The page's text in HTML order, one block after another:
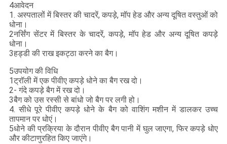
4आवेदन
1. अस्पतालों में बिस्तर की चादरें, कपड़े, मॉप हेड और अन्य दूषित वस्तुओं को
धोना।
2नर्सिंग सेंटर में बिस्तर के चादरें, कपड़े, मॉप हेड और अन्य दूषित कपड़े
धोना।
3हड्डी की राख इकट्ठा करने का बैग।
5उपयोग की विधि
1ट्रॉली में एक पीवीए कपड़े धोने का बैग रख दो।
2- गंदे कपड़े बैग में रख दो।
3बैग को उस रस्सी से बांधो जो बैग पर लगी हो।
4. सीधे पूरे पीवीए कपड़े धोने के बैग को वाशिंग मशीन में डालकर उच्च
तापमान पर धोएं।
5धोने की प्रक्रिया के दौरान पीवीए बैग पानी में घुल जाएगा, फिर कपड़े धोए
और कीटाणुरहित किए जाएंगे।